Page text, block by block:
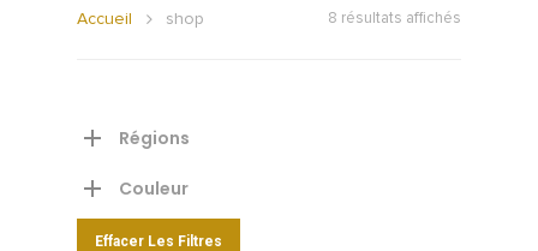
8 résultats affichés
Accueil shop
Régions
Couleur
Effacer Les Filtres